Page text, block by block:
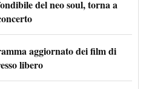
del neo soul, torna a
aggiornato dei film di
libero